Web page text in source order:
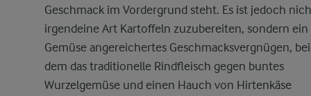
Geschmack im Vordergrund steht. Es ist jedoch
irgendeine Art Kartoffeln zuzubereiten, sondern
Gemüse angereichertes Geschmacksvergnügen, bei
dem das traditionelle Rindfleisch gegen buntes
Wurzelgemüse und einen Hauch von Hirtenkäse